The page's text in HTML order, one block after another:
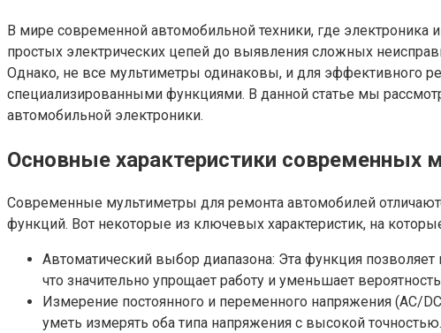
В мире современной автомобильной техники, где электроника
простых электрических цепей до выявления сложных
Однако, не все мультиметры одинаковы, и для эффективного
специализированными функциями. В данной статье мы
автомобильной электроники.
Основные характеристики современных
Современные мультиметры для ремонта автомобилей
функций. Вот некоторые из ключевых характеристик, на
Автоматический выбор диапазона: Эта функция
что значительно упрощает работу и уменьшает
Измерение постоянного и переменного напряжения (AC/
уметь измерять оба типа напряжения с высокой точностью.